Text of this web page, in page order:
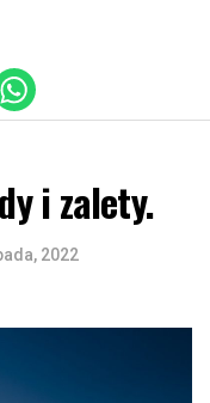
i zalety.
2022